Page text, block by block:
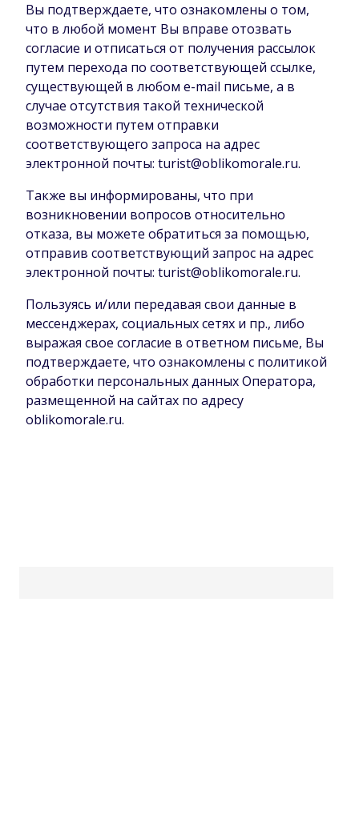
Вы подтверждаете, что ознакомлены о том,
что в любой момент Вы вправе отозвать
согласие и отписаться от получения рассылок
путем перехода по соответствующей ссылке,
существующей в любом e-mail письме, а в
случае отсутствия такой технической
возможности путем отправки
соответствующего запроса на адрес
электронной почты: turist@oblikomorale.ru.
Также вы информированы, что при
возникновении вопросов относительно
отказа, вы можете обратиться за помощью,
отправив соответствующий запрос на адрес
электронной почты: turist@oblikomorale.ru.
Пользуясь и/или передавая свои данные в
мессенджерах, социальных сетях и пр., либо
выражая свое согласие в ответном письме, Вы
подтверждаете, что ознакомлены с политикой
обработки персональных данных Оператора,
размещенной на сайтах по адресу
oblikomorale.ru.